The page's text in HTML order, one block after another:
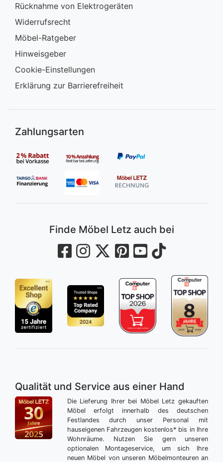
Rücknahme von Elektrogeräten
Widerrufsrecht
Möbel-Ratgeber
Hinweisgeber
Cookie-Einstellungen
Erklärung zur Barrierefreiheit
Zahlungsarten
Finde Möbel Letz auch bei
Qualität und Service aus einer Hand
Die Lieferung Ihrer bei Möbel Letz gekauften
Möbel erfolgt innerhalb des deutschen
Festlandes durch unser Personal mit
hauseigenen Fahrzeugen kostenlos* bis in Ihre
Wohnräume. Nutzen Sie gern unseren
optionalen Montageservice, um sich Ihre
neuen Möbel von unseren Möbelmonteuren an